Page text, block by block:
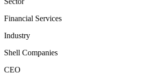
Financial Services
Industry
Shell Companies
CEO